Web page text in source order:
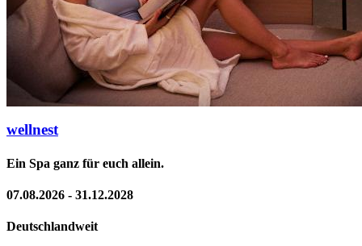
wellnest
Ein Spa ganz für euch allein.
07.08.2026 - 31.12.2028
Deutschlandweit